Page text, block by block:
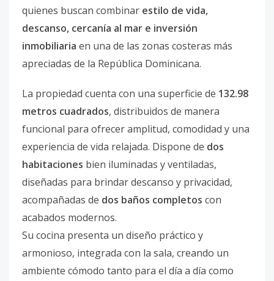
quienes buscan combinar estilo de vida,
descanso, cercanía al mar e inversión
inmobiliaria en una de las zonas costeras más
apreciadas de la República Dominicana.
La propiedad cuenta con una superficie de 132.98
metros cuadrados, distribuidos de manera
funcional para ofrecer amplitud, comodidad y una
experiencia de vida relajada. Dispone de dos
habitaciones bien iluminadas y ventiladas,
diseñadas para brindar descanso y privacidad,
acompañadas de dos baños completos con
acabados modernos.
Su cocina presenta un diseño práctico y
armonioso, integrada con la sala, creando un
ambiente cómodo tanto para el día a día como